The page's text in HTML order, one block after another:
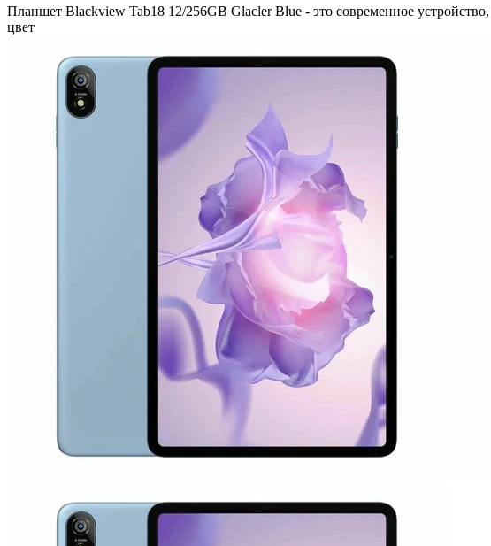
Планшет Blackview Tab18 12/256GB Glacler Blue - это современное
цвет